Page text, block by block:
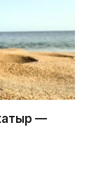
—